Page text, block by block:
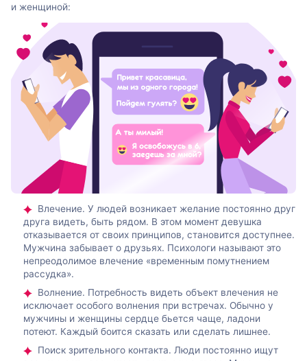
и женщиной:
Влечение. У людей возникает желание постоянно друг
друга видеть, быть рядом. В этом момент девушка
отказывается от своих принципов, становится доступнее.
Мужчина забывает о друзьях. Психологи называют это
непреодолимое влечение «временным помутнением
рассудка».
Волнение. Потребность видеть объект влечения не
исключает особого волнения при встречах. Обычно у
мужчины и женщины сердце бьется чаще, ладони
потеют. Каждый боится сказать или сделать лишнее.
Поиск зрительного контакта. Люди постоянно ищут